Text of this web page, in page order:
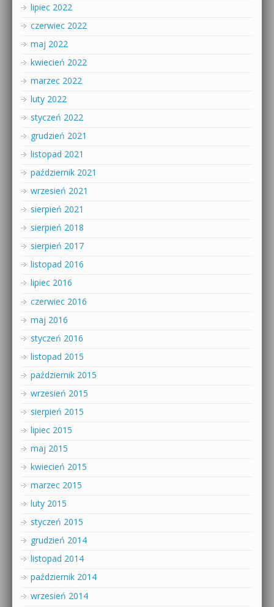
lipiec 2022
czerwiec 2022
maj 2022
kwiecień 2022
marzec 2022
luty 2022
styczeń 2022
grudzień 2021
listopad 2021
październik 2021
wrzesień 2021
sierpień 2021
sierpień 2018
sierpień 2017
listopad 2016
lipiec 2016
czerwiec 2016
maj 2016
styczeń 2016
listopad 2015
październik 2015
wrzesień 2015
sierpień 2015
lipiec 2015
maj 2015
kwiecień 2015
marzec 2015
luty 2015
styczeń 2015
grudzień 2014
listopad 2014
październik 2014
wrzesień 2014